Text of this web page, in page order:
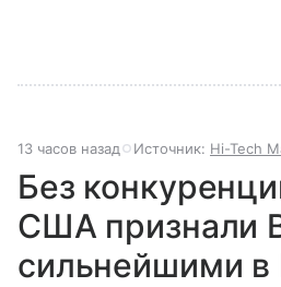
13 часов назад Источник: Hi-Tech
Без
США признали
сильнейшими в